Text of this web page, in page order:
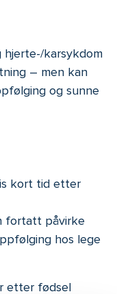
karsykdom
– men kan
og sunne
kort tid etter
fortatt påvirke
hos lege
etter fødsel